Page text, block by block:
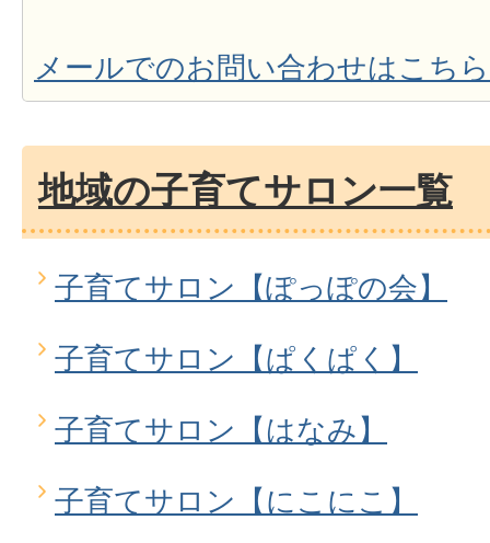
メールでのお問い合わせはこちら
地域の子育てサロン一覧
子育てサロン【ぽっぽの会】
子育てサロン【ぱくぱく】
子育てサロン【はなみ】
子育てサロン【にこにこ】